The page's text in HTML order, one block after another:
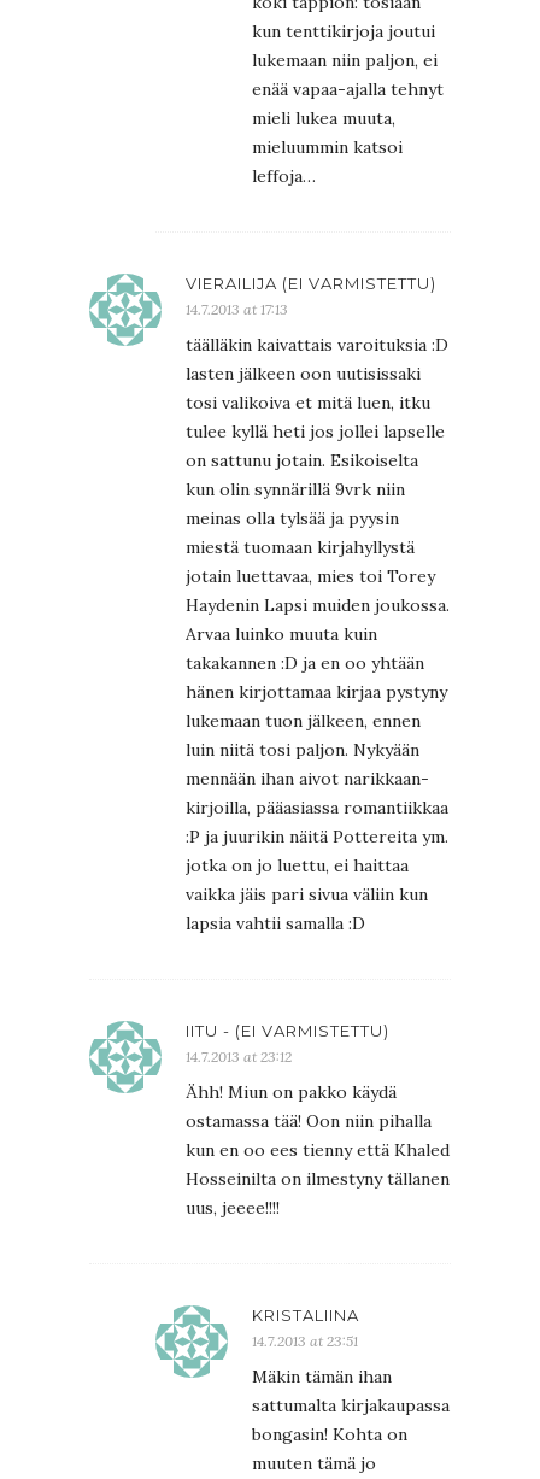
kun tenttikirjoja joutui
lukemaan niin paljon, ei
enää vapaa-ajalla tehnyt
mieli lukea muuta,
mieluummin katsoi
leffoja…
VIERAILIJA (EI VARMISTETTU)
14.7.2013 at 17:13
täälläkin kaivattais varoituksia :D
lasten jälkeen oon uutisissaki
tosi valikoiva et mitä luen, itku
tulee kyllä heti jos jollei lapselle
on sattunu jotain. Esikoiselta
kun olin synnärillä 9vrk niin
meinas olla tylsää ja pyysin
miestä tuomaan kirjahyllystä
jotain luettavaa, mies toi Torey
Haydenin Lapsi muiden joukossa.
Arvaa luinko muuta kuin
takakannen :D ja en oo yhtään
hänen kirjottamaa kirjaa pystyny
lukemaan tuon jälkeen, ennen
luin niitä tosi paljon. Nykyään
mennään ihan aivot narikkaan-
kirjoilla, pääasiassa romantiikkaa
:P ja juurikin näitä Pottereita ym.
jotka on jo luettu, ei haittaa
vaikka jäis pari sivua väliin kun
lapsia vahtii samalla :D
IITU - (EI VARMISTETTU)
14.7.2013 at 23:12
Ähh! Miun on pakko käydä
ostamassa tää! Oon niin pihalla
kun en oo ees tienny että Khaled
Hosseinilta on ilmestyny tällanen
uus, jeeee!!!!
KRISTALIINA
14.7.2013 at 23:51
Mäkin tämän ihan
sattumalta kirjakaupassa
bongasin! Kohta on
muuten tämä jo